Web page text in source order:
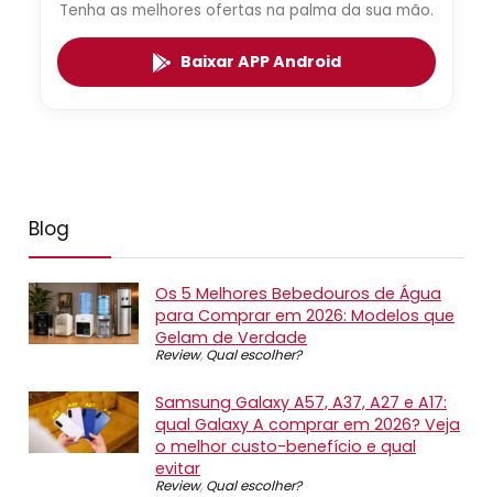
Tenha as melhores ofertas na palma da sua mão.
Baixar APP Android
Blog
Os 5 Melhores Bebedouros de Água
para Comprar em 2026: Modelos que
Gelam de Verdade
Review, Qual escolher?
Samsung Galaxy A57, A37, A27 e A17:
qual Galaxy A comprar em 2026? Veja
o melhor custo-benefício e qual
evitar
Review, Qual escolher?